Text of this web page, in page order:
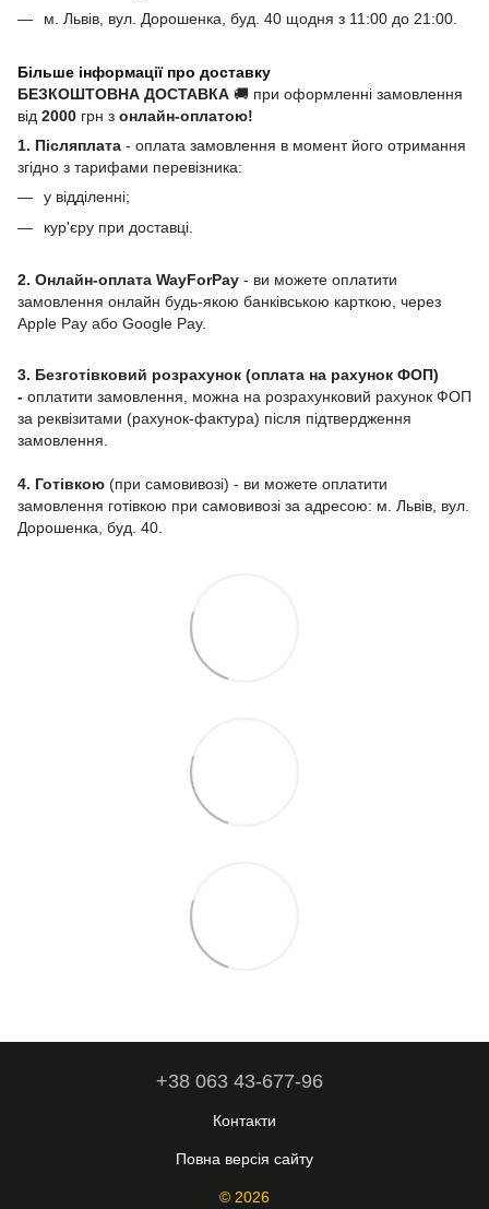
м. Львів, вул. Дорошенка, буд. 40 щодня з 11:00 до 21:00.
Більше інформації про доставку
БЕЗКОШТОВНА ДОСТАВКА 🚚 при оформленні замовлення
від 2000 грн з онлайн-оплатою!
1. Післяплата - оплата замовлення в момент його отримання
згідно з тарифами перевізника:
у відділенні;
кур'єру при доставці.
2. Онлайн-оплата WayForPay - ви можете оплатити
замовлення онлайн будь-якою банківською карткою, через
Apple Pay або Google Pay.
3. Безготівковий розрахунок (оплата на рахунок ФОП)
- оплатити замовлення, можна на розрахунковий рахунок ФОП
за реквізитами (рахунок-фактура) після підтвердження
замовлення.
4. Готівкою (при самовивозі) - ви можете оплатити
замовлення готівкою при самовивозі за адресою: м. Львів, вул.
Дорошенка, буд. 40.
+38 063 43-677-96
Контакти
Повна версія сайту
© 2026